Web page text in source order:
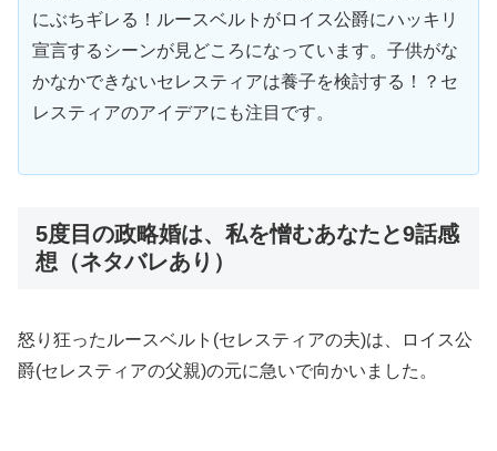
にぶちギレる！ルースベルトがロイス公爵にハッキリ
宣言するシーンが見どころになっています。子供がな
かなかできないセレスティアは養子を検討する！？セ
レスティアのアイデアにも注目です。
5度目の政略婚は、私を憎むあなたと9話感
想（ネタバレあり）
怒り狂ったルースベルト(セレスティアの夫)は、ロイス公
爵(セレスティアの父親)の元に急いで向かいました。